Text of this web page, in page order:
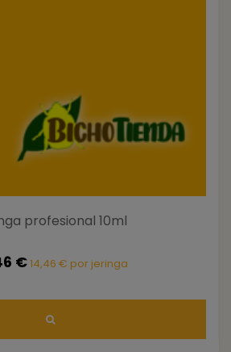
profesional 10ml
€14,46 € por jeringa